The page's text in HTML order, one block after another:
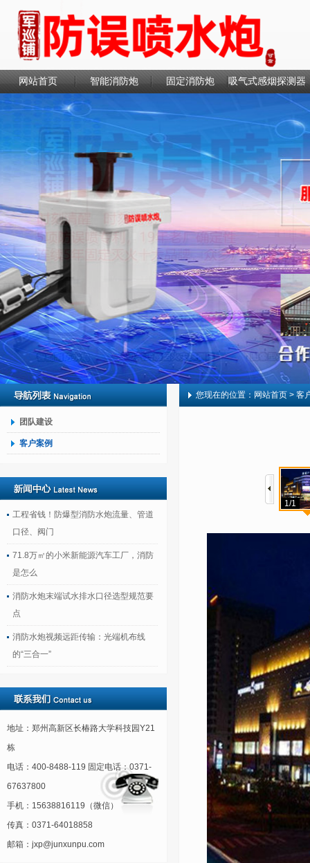
网站首页 智能消防炮 固定消防炮 吸气式感烟探测器
联系我们
团队建设
客户案例
工程省钱！防爆型消防水炮流量、管道
口径、阀门
71.8万㎡的小米新能源汽车工厂，消防
是怎么
消防水炮末端试水排水口径选型规范要
点
消防水炮视频远距传输：光端机布线
的“三合一”
地址：郑州高新区长椿路大学科技园Y21
栋
电话：400-8488-119 固定电话：0371-
67637800
手机：15638816119（微信）
传真：0371-64018858
邮箱：jxp@junxunpu.com
您现在的位置： 网站首页 > 客
1/1